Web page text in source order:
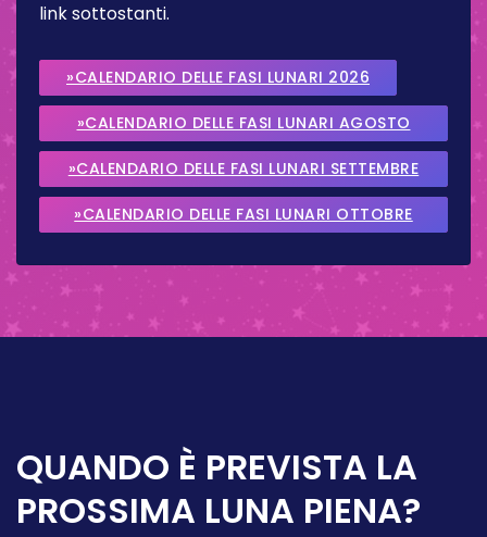
link sottostanti.
»CALENDARIO DELLE FASI LUNARI 2026
»CALENDARIO DELLE FASI LUNARI AGOSTO
2026
»CALENDARIO DELLE FASI LUNARI SETTEMBRE
2026
»CALENDARIO DELLE FASI LUNARI OTTOBRE
QUANDO È PREVISTA LA
PROSSIMA LUNA PIENA?